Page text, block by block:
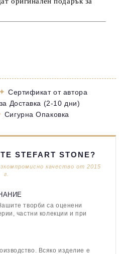
✦ Сертификат от автора
Доставка (2-10 дни)
Сигурна Опаковка
STEFART STONE?
качество от 2015
г.
творби са оценени
частни колекции и при
Всяко изделие е